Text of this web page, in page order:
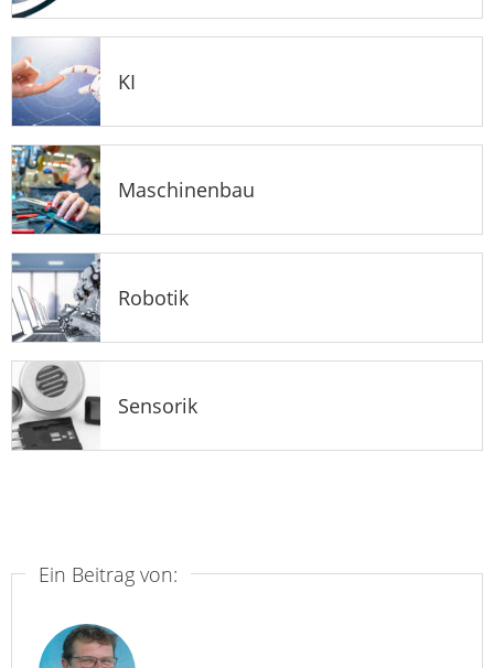
KI
Maschinenbau
Robotik
Sensorik
Ein Beitrag von: